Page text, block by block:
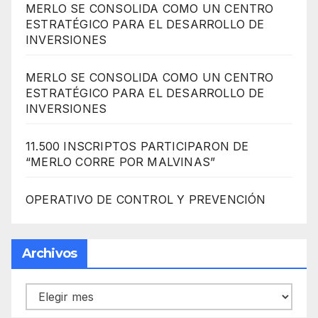
MERLO SE CONSOLIDA COMO UN CENTRO
ESTRATÉGICO PARA EL DESARROLLO DE
INVERSIONES
MERLO SE CONSOLIDA COMO UN CENTRO
ESTRATÉGICO PARA EL DESARROLLO DE
INVERSIONES
11.500 INSCRIPTOS PARTICIPARON DE
“MERLO CORRE POR MALVINAS”
OPERATIVO DE CONTROL Y PREVENCIÓN
Archivos
Archivos